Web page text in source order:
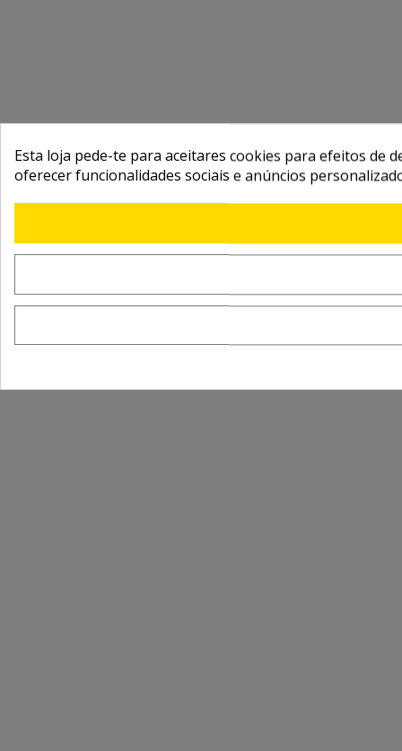
Esta loja pede-te para aceitares cookies para efeitos de
oferecer funcionalidades sociais e anúncios